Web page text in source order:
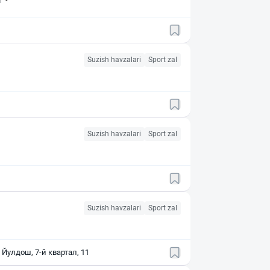
Suzish havzalari Sport zal
Suzish havzalari Sport zal
Suzish havzalari Sport zal
7-й квартал, 11